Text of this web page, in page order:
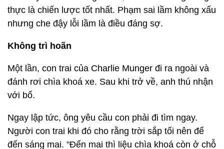
thực là chiến lược tốt nhất. Phạm sai lầm không xấu
nhưng che đậy lỗi lầm là điều đáng sợ.
Không trì hoãn
Một lần, con trai của Charlie Munger đi ra ngoài và
đánh rơi chìa khoá xe. Sau khi trở về, anh thú nhận
với bố.
Ngay lập tức, ông yêu cầu con phải đi tìm ngay.
Người con trai khi đó cho rằng trời sắp tối nên để
đến sáng mai. "Đến mai thì liệu chìa khoá còn ở chỗ